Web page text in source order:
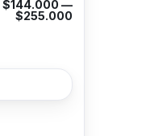
$144.000 —
$255.000